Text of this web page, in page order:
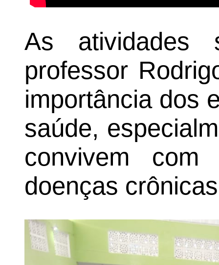
As atividades
professor
importância dos
saúde,
convivem com
doenças